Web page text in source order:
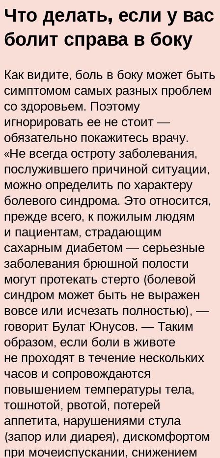
Что делать, если у вас
болит справа в боку
Как видите, боль в боку может быть
симптомом самых разных проблем
со здоровьем. Поэтому
игнорировать ее не стоит —
обязательно покажитесь врачу.
«Не всегда остроту заболевания,
послужившего причиной ситуации,
можно определить по характеру
болевого синдрома. Это относится,
прежде всего, к пожилым людям
и пациентам, страдающим
сахарным диабетом — серьезные
заболевания брюшной полости
могут протекать стерто (болевой
синдром может быть не выражен
вовсе или исчезать полностью), —
говорит Булат Юнусов. — Таким
образом, если боли в животе
не проходят в течение нескольких
часов и сопровождаются
повышением температуры тела,
тошнотой, рвотой, потерей
аппетита, нарушениями стула
(запор или диарея), дискомфортом
при мочеиспускании, снижением